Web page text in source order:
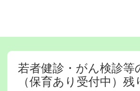
若者健診・がん検診等
（保育あり受付中）残